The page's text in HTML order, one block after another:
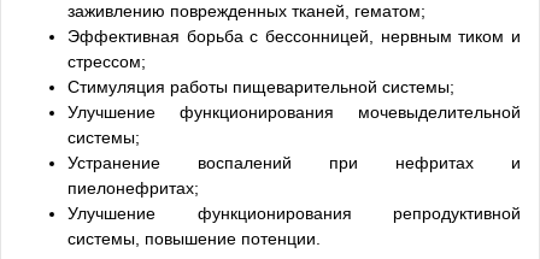
заживлению поврежденных тканей, гематом;
Эффективная борьба с бессонницей, нервным тиком и
стрессом;
Стимуляция работы пищеварительной системы;
Улучшение функционирования мочевыделительной
системы;
Устранение воспалений при нефритах и
пиелонефритах;
Улучшение функционирования репродуктивной
системы, повышение потенции.